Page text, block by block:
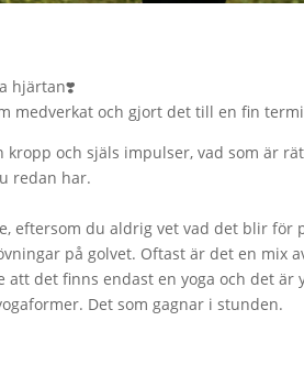
hjärtan❣️
medverkat och gjort det till en fin
och själs impulser, vad som är
redan har.
eftersom du aldrig vet vad det blir för
på golvet. Oftast är det en mix
att det finns endast en yoga och det är
Det som gagnar i stunden.